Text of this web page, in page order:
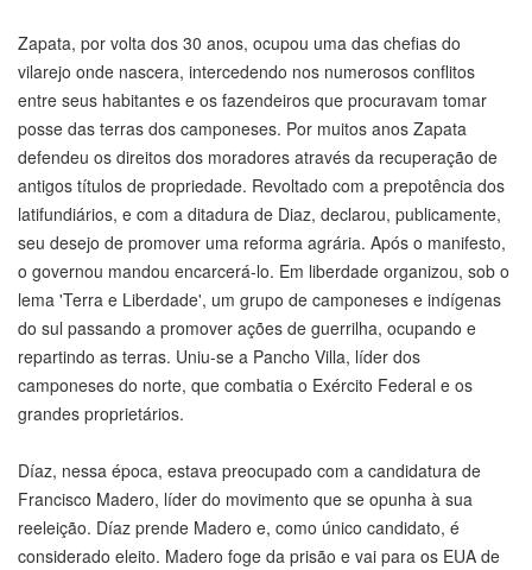
Zapata, por volta dos 30 anos, ocupou uma das chefias do
vilarejo onde nascera, intercedendo nos numerosos conflitos
entre seus habitantes e os fazendeiros que procuravam tomar
posse das terras dos camponeses. Por muitos anos Zapata
defendeu os direitos dos moradores através da recuperação de
antigos títulos de propriedade. Revoltado com a prepotência dos
latifundiários, e com a ditadura de Diaz, declarou, publicamente,
seu desejo de promover uma reforma agrária. Após o manifesto,
o governou mandou encarcerá-lo. Em liberdade organizou, sob o
lema 'Terra e Liberdade', um grupo de camponeses e indígenas
do sul passando a promover ações de guerrilha, ocupando e
repartindo as terras. Uniu-se a Pancho Villa, líder dos
camponeses do norte, que combatia o Exército Federal e os
grandes proprietários.
Díaz, nessa época, estava preocupado com a candidatura de
Francisco Madero, líder do movimento que se opunha à sua
reeleição. Díaz prende Madero e, como único candidato, é
considerado eleito. Madero foge da prisão e vai para os EUA de